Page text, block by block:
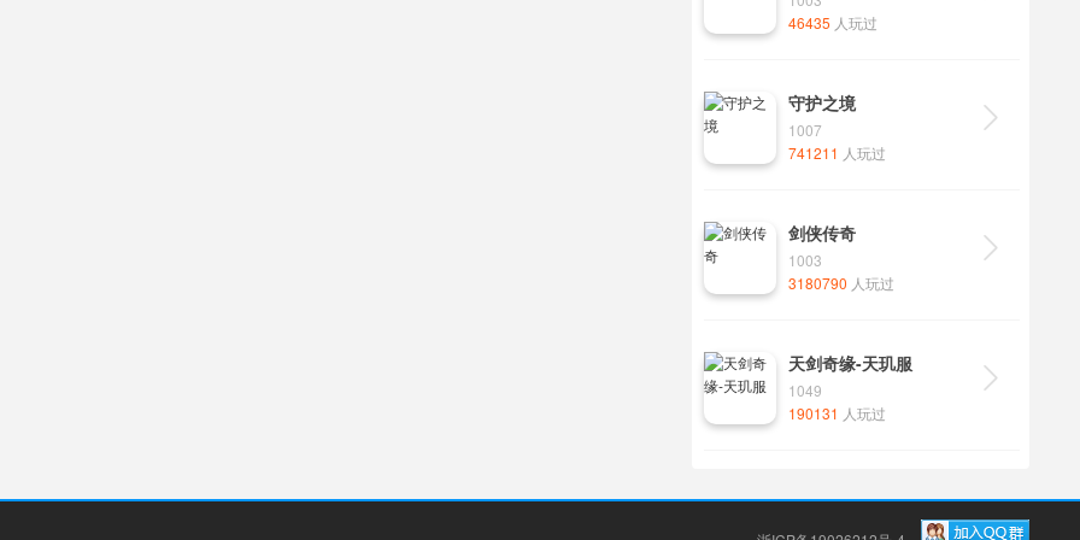
46435 人玩过

守护之境
1007
741211 人玩过

剑侠传奇
1003
3180790 人玩过

天剑奇缘-天玑服
1049
190131 人玩过